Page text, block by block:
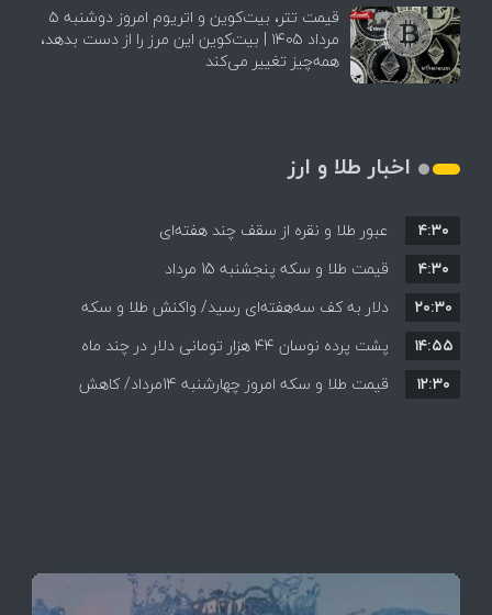
قیمت تتر، بیت‌کوین و اتریوم امروز دوشنبه ۵
مرداد ۱۴۰۵ | بیت‌کوین این مرز را از دست بدهد،
همه‌چیز تغییر می‌کند
اخبار طلا و ارز
عبور طلا و نقره از سقف چند هفته‌ای
۴:۳۰
قیمت طلا و سکه پنجشنبه 15 مرداد
۴:۳۰
دلار به کف سه‌هفته‌ای رسید/ واکنش طلا و سکه
به بازگشایی تنگه هرمز
۲۰:۳۰
پشت پرده نوسان ۴۴ هزار تومانی دلار در چند ماه
۱۴:۵۵
قیمت طلا و سکه امروز چهارشنبه 14مرداد/ کاهش
۱۲:۳۰